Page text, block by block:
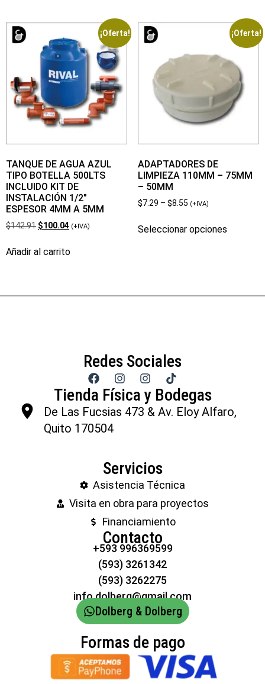
¡Oferta!
TANQUE DE AGUA AZUL
TIPO BOTELLA 500LTS
INCLUIDO KIT DE
INSTALACIÓN 1/2″
ESPESOR 4MM A 5MM
$142.91 $100.04 (+IVA)
Añadir al carrito
¡Oferta!
ADAPTADORES DE
LIMPIEZA 110MM – 75MM
– 50MM
$7.29 – $8.55 (+IVA)
Seleccionar opciones
Redes Sociales
Tienda Física y Bodegas
De Las Fucsias 473 & Av. Eloy Alfaro,
Quito 170504
Servicios
Asistencia Técnica
Visita en obra para proyectos
Financiamiento
Contacto
+593 996369599
(593) 3261342
(593) 3262275
info.dolberg@gmail.com
Dolberg & Dolberg
Formas de pago